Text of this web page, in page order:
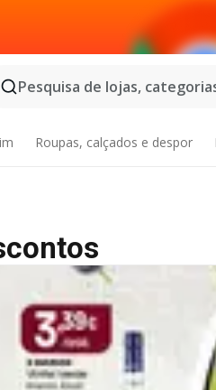
Pesquisa de lojas,
Roupas, calçados e despor